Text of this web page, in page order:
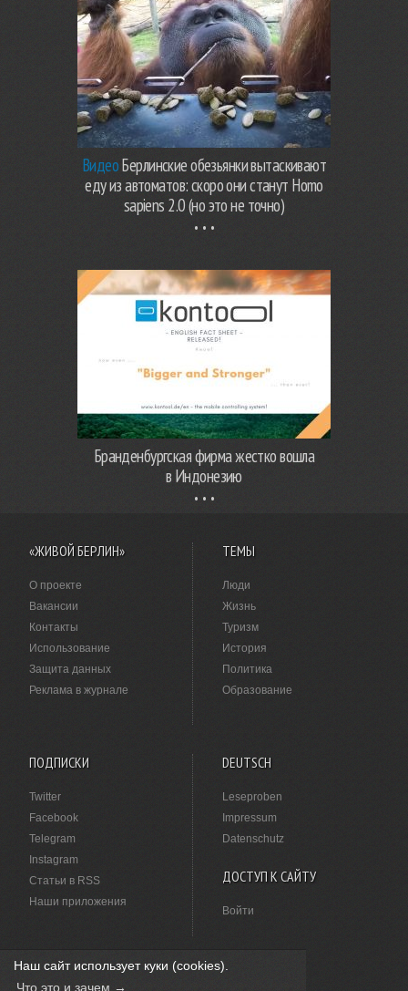
Наш сайт использует куки (cookies).
Что это и зачем →
ВидеоБерлинские обезьянки вытаскивают
еду из автоматов: скоро они станут Homo
sapiens 2.0 (но это не точно)
Бранденбургская фирма жестко вошла
в Индонезию
«ЖИВОЙ БЕРЛИН»
О проекте
Вакансии
Контакты
Использование
Защита данных
Реклама в журнале
ТЕМЫ
Люди
Жизнь
Туризм
История
Политика
Образование
ПОДПИСКИ
Twitter
Facebook
Telegram
Instagram
Статьи в RSS
Наши приложения
DEUTSCH
Leseproben
Impressum
Datenschutz
ДОСТУП К САЙТУ
Войти
НАШЛИ ОПЕЧАТКУ?